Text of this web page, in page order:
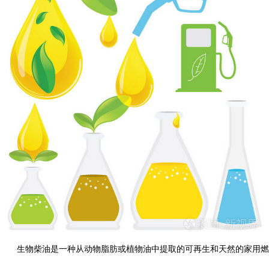
生物柴油是一种从动物脂肪或植物油中提取的可再生和天然的家用燃